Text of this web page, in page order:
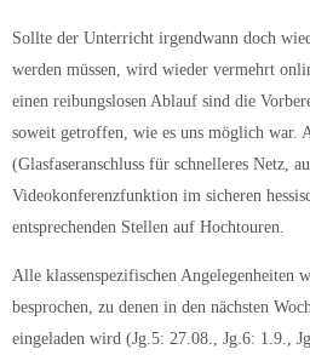
Sollte der Unterricht irgendwann doch
werden müssen, wird wieder vermehrt
einen reibungslosen Ablauf sind die
soweit getroffen, wie es uns möglich war.
(Glasfaseranschluss für schnelleres Netz,
Videokonferenzfunktion im sicheren
entsprechenden Stellen auf Hochtouren.
Alle klassenspezifischen Angelegenheiten
besprochen, zu denen in den nächsten
eingeladen wird (Jg.5: 27.08., Jg.6: 1.9.,